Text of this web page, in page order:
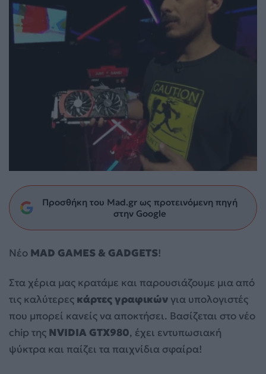
Προσθήκη του Mad.gr ως προτεινόμενη πηγή
στην Google
Νέο MAD GAMES & GADGETS!
Στα χέρια μας κρατάμε και παρουσιάζουμε μια από
τις καλύτερες κάρτες γραφικών για υπολογιστές
που μπορεί κανείς να αποκτήσει. Βασίζεται στο νέο
chip της NVIDIA GTX980, έχει εντυπωσιακή
ψύκτρα και παίζει τα παιχνίδια σφαίρα!